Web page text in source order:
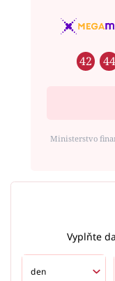
42 44
Ministerstvo
Vyplňte